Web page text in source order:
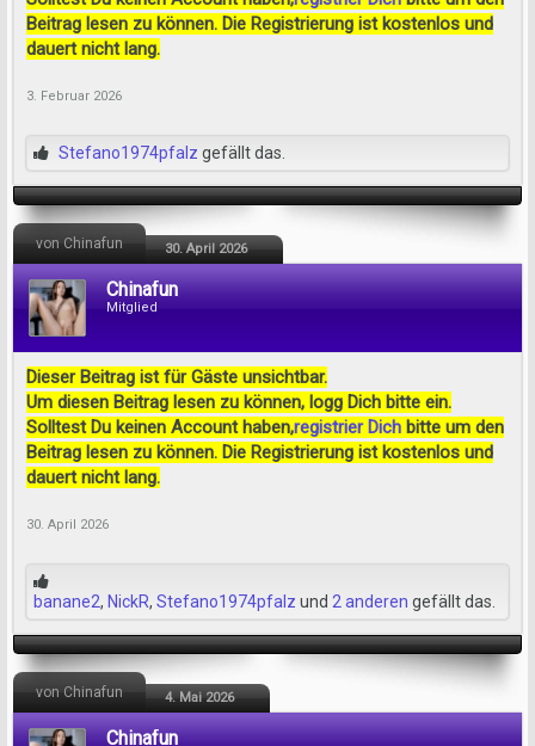
Beitrag lesen zu können. Die Registrierung ist kostenlos und
dauert nicht lang.
3. Februar 2026
Stefano1974pfalz gefällt das.
von Chinafun 30. April 2026
Chinafun
Mitglied
Dieser Beitrag ist für Gäste unsichtbar.
Um diesen Beitrag lesen zu können, logg Dich bitte ein.
Solltest Du keinen Account haben,registrier Dich bitte um den
Beitrag lesen zu können. Die Registrierung ist kostenlos und
dauert nicht lang.
30. April 2026
banane2, NickR, Stefano1974pfalz und 2 anderen gefällt das.
von Chinafun 4. Mai 2026
Chinafun